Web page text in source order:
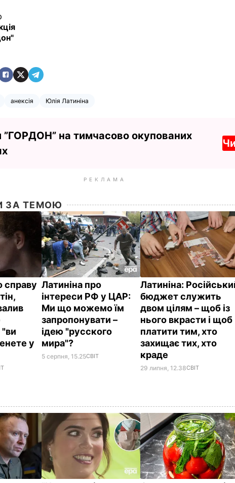
анексія Юлія Латиніна
”ГОРДОН” на тимчасово окупованих
РЕКЛАМА
ЗА ТЕМОЮ
справу
"ви
у
Латиніна про
інтереси РФ у ЦАР:
Ми що можемо їм
запропонувати –
ідею "русского
мира"?
5 серпня, 15.25СВІТ
Латиніна:
бюджет служить
двом цілям – щоб із
нього вкрасти і щоб
платити тим, хто
захищає тих, хто
краде
29 липня, 12.38СВІТ